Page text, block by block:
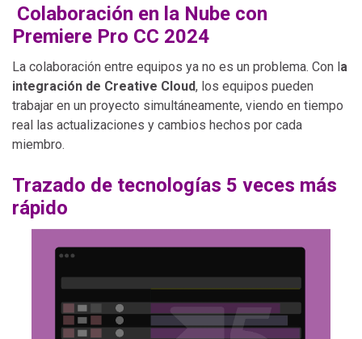
Colaboración en la Nube con
Premiere Pro CC 2024
La colaboración entre equipos ya no es un problema. Con la
integración de Creative Cloud, los equipos pueden
trabajar en un proyecto simultáneamente, viendo en tiempo
real las actualizaciones y cambios hechos por cada
miembro.
Trazado de tecnologías 5 veces más
rápido